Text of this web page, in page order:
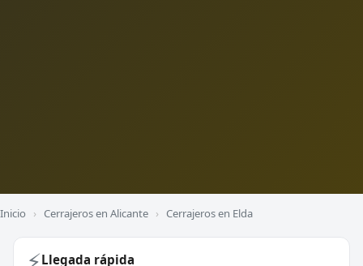
Inicio › Cerrajeros en Alicante › Cerrajeros en Elda
Llegada rápida